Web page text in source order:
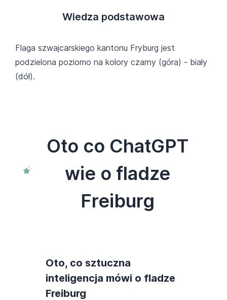
Wiedza podstawowa
Flaga szwajcarskiego kantonu Fryburg jest
podzielona poziomo na kolory czarny (góra) - biały
(dół).
Oto co ChatGPT
wie o fladze
Freiburg
Oto, co sztuczna
inteligencja mówi o fladze
Freiburg